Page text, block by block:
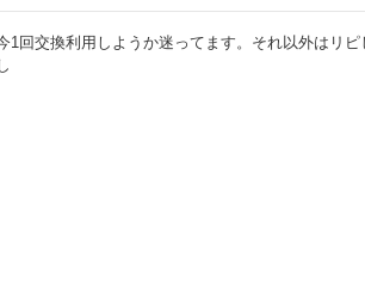
1回交換利用しようか迷ってます。それ以外はリ